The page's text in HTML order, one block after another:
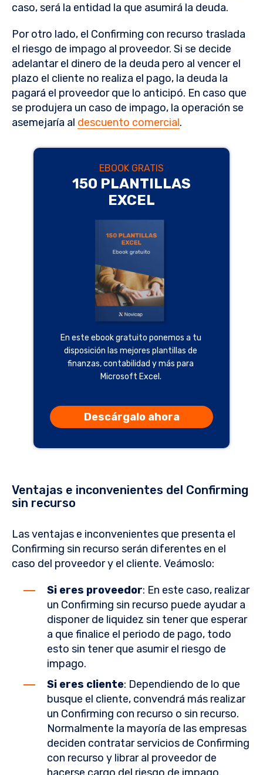
caso, será la entidad la que asumirá la deuda.
Por otro lado, el Confirming con recurso traslada
el riesgo de impago al proveedor. Si se decide
adelantar el dinero de la deuda pero al vencer el
plazo el cliente no realiza el pago, la deuda la
pagará el proveedor que lo anticipó. En caso que
se produjera un caso de impago, la operación se
asemejaría al descuento comercial.
En este ebook gratuito ponemos a tu
disposición las mejores plantillas de
finanzas, contabilidad y más para
Microsoft Excel.
150 PLANTILLAS
EXCEL
EBOOK GRATIS
Descárgalo ahora
Ventajas e inconvenientes del Confirming
sin recurso
Las ventajas e inconvenientes que presenta el
Confirming sin recurso serán diferentes en el
caso del proveedor y el cliente. Veámoslo:
Si eres proveedor: En este caso, realizar
un Confirming sin recurso puede ayudar a
disponer de liquidez sin tener que esperar
a que finalice el periodo de pago, todo
esto sin tener que asumir el riesgo de
impago.
Si eres cliente: Dependiendo de lo que
busque el cliente, convendrá más realizar
un Confirming con recurso o sin recurso.
Normalmente la mayoría de las empresas
deciden contratar servicios de Confirming
con recurso y librar al proveedor de